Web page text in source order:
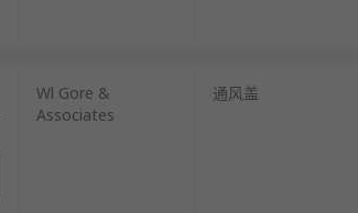
Wl Gore &
Associates
通风盖